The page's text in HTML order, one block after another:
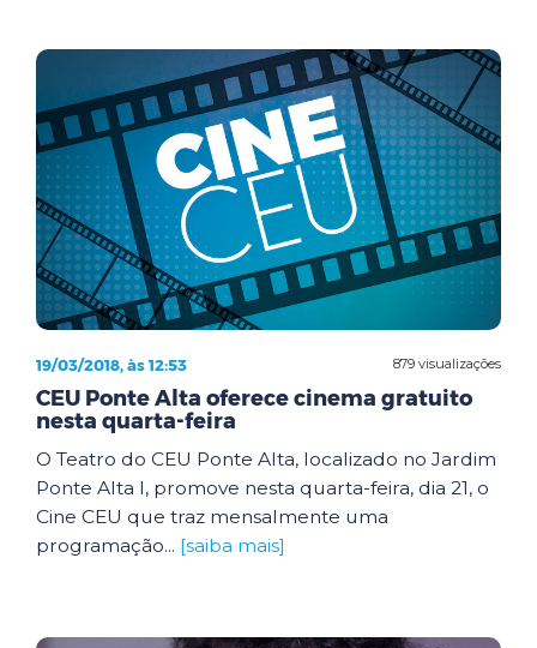
879 visualizações
19/03/2018, às 12:53
CEU Ponte Alta oferece cinema gratuito
nesta quarta-feira
O Teatro do CEU Ponte Alta, localizado no Jardim
Ponte Alta I, promove nesta quarta-feira, dia 21, o
Cine CEU que traz mensalmente uma
programação... [saiba mais]